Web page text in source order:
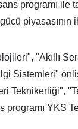
programı ile
piyasasının
"Akıllı
Sistemleri"
Teknikerliği",
YKS